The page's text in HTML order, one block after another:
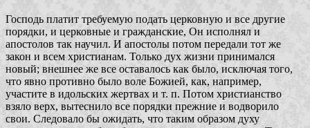
Господь платит требуемую подать церковную и все другие
порядки, и церковные и гражданские, Он исполнял и
апостолов так научил. И апостолы потом передали тот же
закон и всем христианам. Только дух жизни принимался
новый; внешнее же все оставалось как было, исключая того,
что явно противно было воле Божией, как, например,
участите в идольских жертвах и т. п. Потом христианство
взяло верх, вытеснило все порядки прежние и водворило
свои. Следовало бы ожидать, что таким образом духу